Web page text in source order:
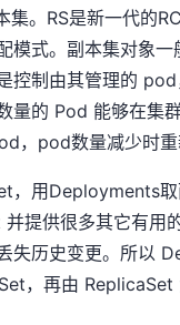
。RS是新一代的
模式。副本集对象
控制由其管理的
量的 Pod 能够在集
，pod数量减少时重
，用Deployments
提供很多其它有
失历史变更。所以
，再由 ReplicaSet